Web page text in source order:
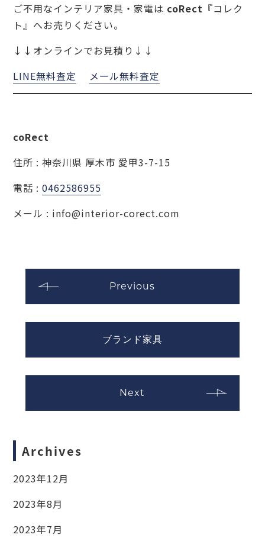
ご不用なインテリア家具・家電は coRect 『コレク
ト』へお売りください。
↓↓オンラインでお見積り↓↓
LINE無料査定
メール無料査定
coRect
住所 : 神奈川県 厚木市 愛甲3-7-15
電話 :0462586955
メール : info@interior-corect.com
Previous
ブランド家具
Next
Archives
2023年12月
2023年8月
2023年7月